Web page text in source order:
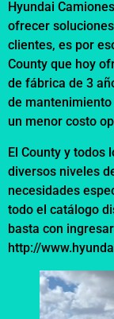
Hyundai
ofrecer
clientes, es por
County que hoy
de fábrica de 3
de
un menor costo
El County y todos
diversos niveles
necesidades
todo el catálogo
basta con
http://